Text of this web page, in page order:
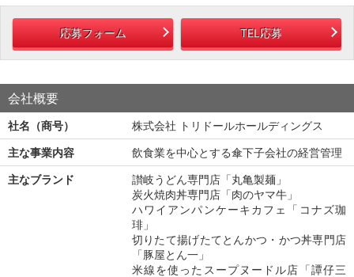
応募フォーム TEL応募
会社概要
社名（商号）
株式会社 トリドールホールディングス
主な事業内容
飲食業を中心とする傘下子会社の経営管理
主なブランド
讃岐うどん専門店「丸亀製麺」
炭火焼肉丼専門店「肉のヤマ牛」
ハワイアンパンケーキカフェ「コナズ珈
琲」
切りたて揚げたてとんかつ・かつ丼専門店
「豚屋とん一」
米線を使ったスープヌードル店「譚仔三